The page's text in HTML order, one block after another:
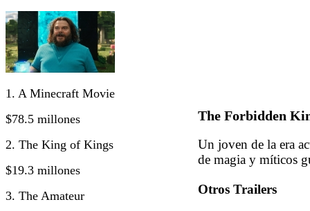
1. A Minecraft Movie
$78.5 millones
2. The King of Kings
$19.3 millones
3. The Amateur
The Forbidden
Un joven de la era
de magia y míticos
Otros Trailers